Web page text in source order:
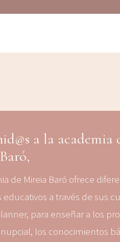
a la academia
de Mireia Baró ofrece
educativos a través de sus
para enseñar a los
los conocimientos